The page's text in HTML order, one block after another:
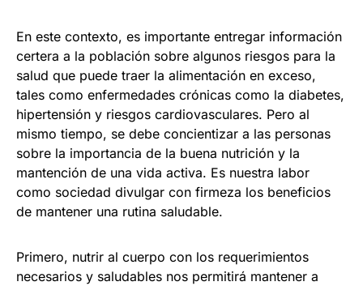
En este contexto, es importante entregar información
certera a la población sobre algunos riesgos para la
salud que puede traer la alimentación en exceso,
tales como enfermedades crónicas como la diabetes,
hipertensión y riesgos cardiovasculares. Pero al
mismo tiempo, se debe concientizar a las personas
sobre la importancia de la buena nutrición y la
mantención de una vida activa. Es nuestra labor
como sociedad divulgar con firmeza los beneficios
de mantener una rutina saludable.
Primero, nutrir al cuerpo con los requerimientos
necesarios y saludables nos permitirá mantener a